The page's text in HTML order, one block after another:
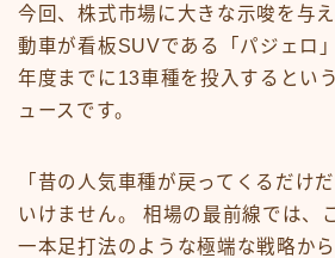
今回、株式市場に大きな示唆を与
動車が看板SUVである「パジェロ
年度までに13車種を投入するとい
ュースです。
「昔の人気車種が戻ってくるだけ
いけません。 相場の最前線では、
一本足打法のような極端な戦略か